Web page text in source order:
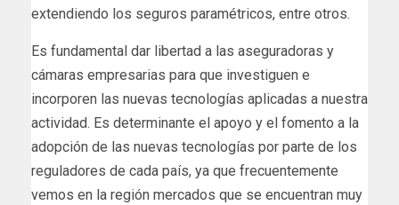
extendiendo los seguros paramétricos, entre otros.
Es fundamental dar libertad a las aseguradoras y
cámaras empresarias para que investiguen e
incorporen las nuevas tecnologías aplicadas a nuestra
actividad. Es determinante el apoyo y el fomento a la
adopción de las nuevas tecnologías por parte de los
reguladores de cada país, ya que frecuentemente
vemos en la región mercados que se encuentran muy